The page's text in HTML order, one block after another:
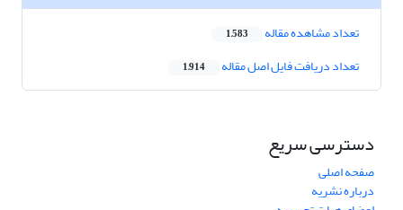
تعداد مشاهده مقاله 1,583
تعداد دریافت فایل اصل مقاله 1,914
دسترسی سریع
صفحه اصلی
درباره نشریه